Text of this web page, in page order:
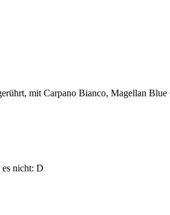
mit Carpano Bianco, Magellan
es nicht: D